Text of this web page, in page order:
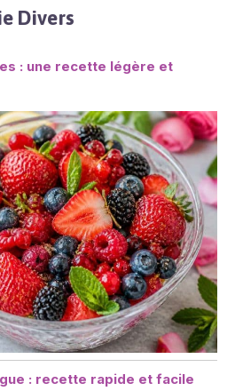
Divers
: une recette légère et
: recette rapide et facile